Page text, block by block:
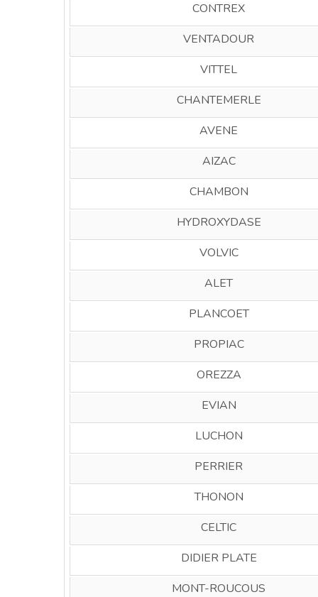
CONTREX
VENTADOUR
VITTEL
CHANTEMERLE
AVENE
AIZAC
CHAMBON
HYDROXYDASE
VOLVIC
ALET
PLANCOET
PROPIAC
OREZZA
EVIAN
LUCHON
PERRIER
THONON
CELTIC
DIDIER PLATE
MONT-ROUCOUS